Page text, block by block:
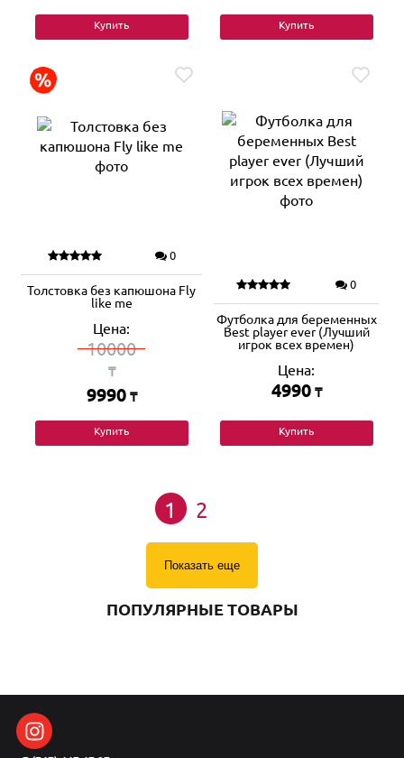
Купить Купить
0
Толстовка без капюшона Fly
like me
Цена:
10000
₸
9990 ₸
Купить
0
Футболка для беременных
Best player ever (Лучший
игрок всех времен)
Цена:
4990 ₸
Купить
1 2
Показать еще
ПОПУЛЯРНЫЕ ТОВАРЫ